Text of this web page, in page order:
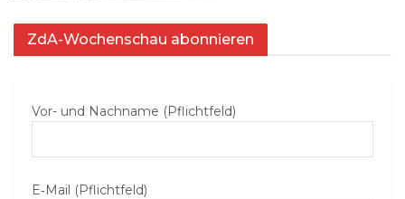
ZdA-Wochenschau abonnieren
Vor- und Nachname (Pflichtfeld)
E‑Mail (Pflichtfeld)